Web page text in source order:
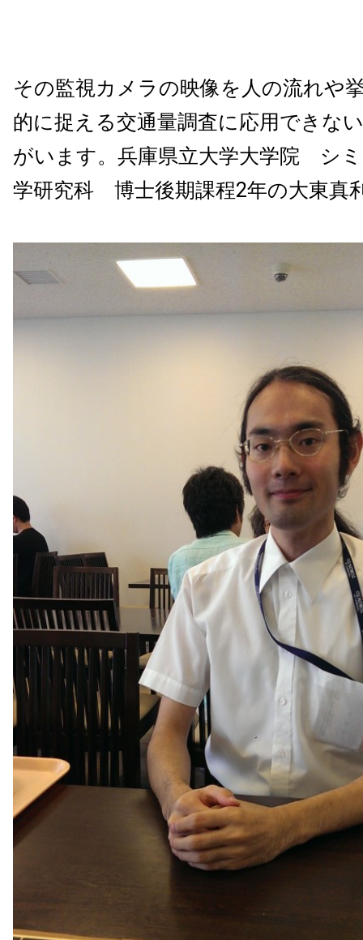
その監視カメラの映像を人の流れや
的に捉える交通量調査に応用できな
がいます。兵庫県立大学大学院 シ
学研究科 博士後期課程2年の大東真